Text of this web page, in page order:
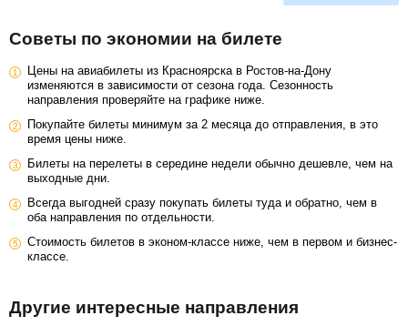
Советы по экономии на билете
Цены на авиабилеты из Красноярска в Ростов-на-Дону
изменяются в зависимости от сезона года. Сезонность
направления проверяйте на графике ниже.
Покупайте билеты минимум за 2 месяца до отправления, в это
время цены ниже.
Билеты на перелеты в середине недели обычно дешевле, чем на
выходные дни.
Всегда выгодней сразу покупать билеты туда и обратно, чем в
оба направления по отдельности.
Стоимость билетов в эконом-классе ниже, чем в первом и бизнес-
классе.
Другие интересные направления